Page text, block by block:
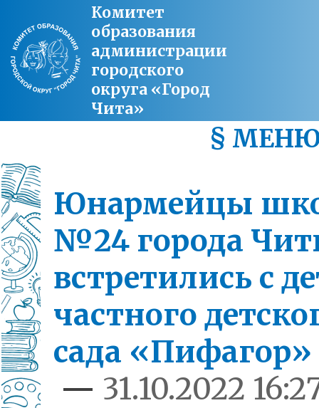
Комитет
образования
администрации
городского
округа «Город
Чита»
§
Юнармейцы
№24 города
встретились с
частного
сада «Пифагор»
— 31.10.2022